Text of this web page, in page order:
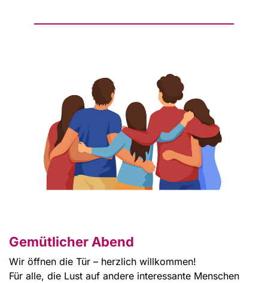
Gemütlicher Abend
Wir öffnen die Tür – herzlich willkommen!
Für alle, die Lust auf andere interessante Menschen